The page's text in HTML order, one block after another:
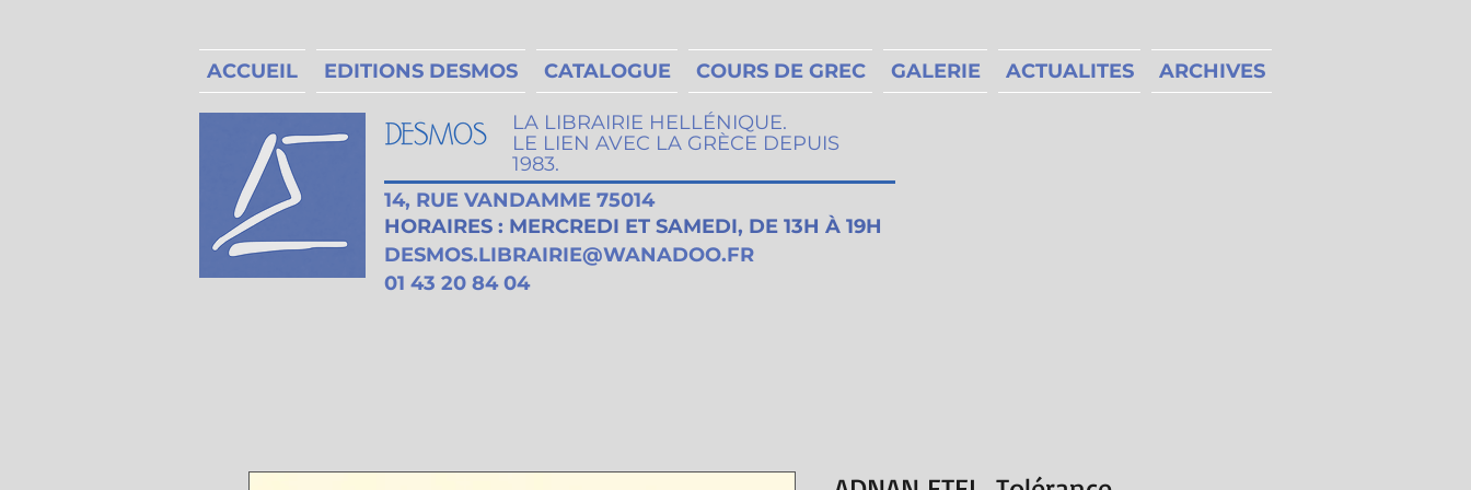
ACCUEIL EDITIONS DESMOS CATALOGUE COURS DE GREC GALERIE ACTUALITES ARCHIVES
LA LIBRAIRIE HELLÉNIQUE.
LE LIEN AVEC LA GRÈCE DEPUIS
1983.
14, RUE VANDAMME 75014
HORAIRES : MERCREDI ET SAMEDI, DE 13H À 19H
DESMOS.LIBRAIRIE@WANADOO.FR
01 43 20 84 04